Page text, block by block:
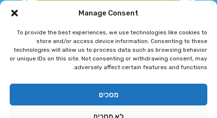
Manage Consent
To provide the best experiences, we use technologies like cookies to
store and/or access device information. Consenting to these
technologies will allow us to process data such as browsing behavior
or unique IDs on this site. Not consenting or withdrawing consent, may
adversely affect certain features and functions.
מסכים